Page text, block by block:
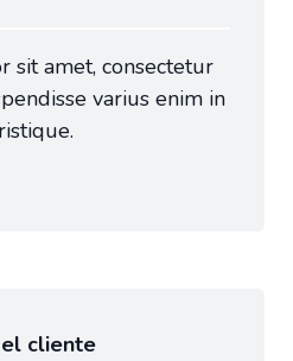
sit amet, consectetur
varius enim in
cliente